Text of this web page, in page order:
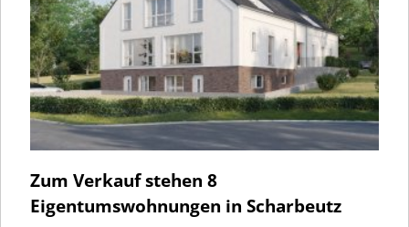
Zum Verkauf stehen 8
Eigentumswohnungen in Scharbeutz